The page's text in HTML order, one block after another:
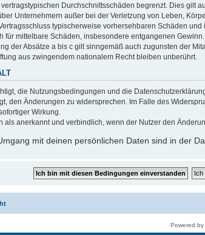
Durchschnittsschäden begrenzt. Dies gilt
Unternehmern außer bei der Verletzung von Leben,
typischerweise vorhersehbaren Schäden
für mittelbare Schäden, insbesondere entgangenen Gewinn.
der Absätze a bis c gilt sinngemäß auch zugunsten der
aus zwingendem nationalem Recht bleiben unberührt.
die Nutzungsbedingungen und die
den Änderungen zu widersprechen. Im Falle des
Wirkung.
als anerkannt und verbindlich, wenn der Nutzer den
mit deinen persönlichen Daten sind in der
Powered by